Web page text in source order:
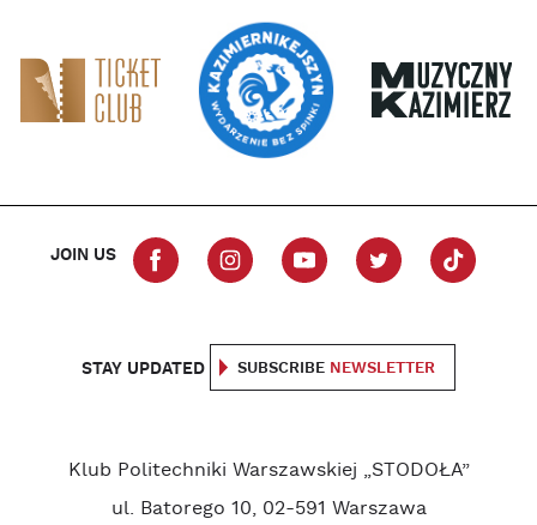
JOIN US
STAY UPDATED SUBSCRIBE NEWSLETTER
Klub Politechniki Warszawskiej „STODOŁA”
ul. Batorego 10, 02-591 Warszawa